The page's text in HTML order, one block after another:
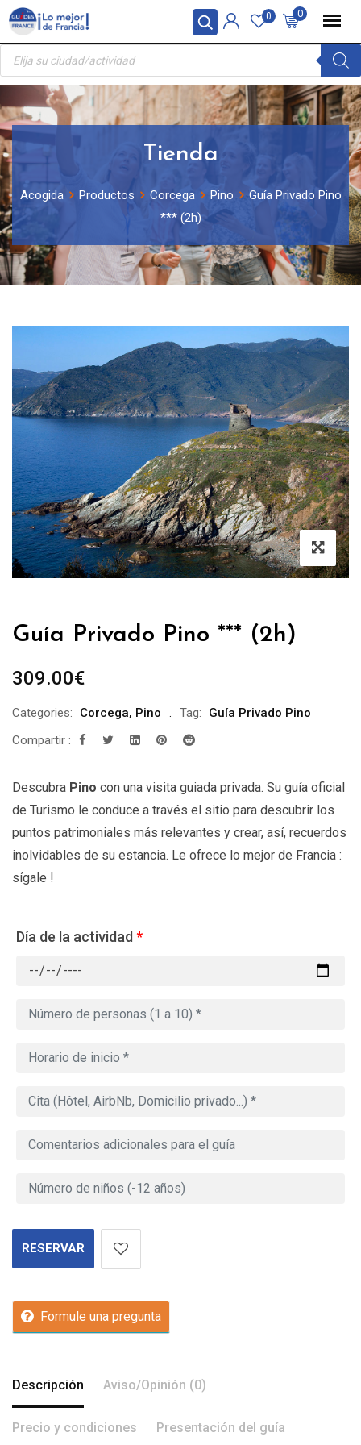
Panel de gestión de cookies
Skip
content
0
0
Búsqueda
productos
Tienda
Acogida Productos Corcega Pino
Guía Privado Pino
*** (2h)
Guía Privado Pino *** (2h)
309.00€
Categories: Corcega, Pino Tag:
Guía Privado Pino
Compartir :
Descubra Pino con una visita guiada privada. Su guía oficial
de Turismo le conduce a través el sitio para descubrir los
puntos patrimoniales más relevantes y crear, así, recuerdos
inolvidables de su estancia. Le ofrece lo mejor de Francia :
sígale !
Día de la actividad*
RESERVAR
Formule una pregunta
Descripción Aviso/Opinión (0)
Precio y condiciones Presentación del guía